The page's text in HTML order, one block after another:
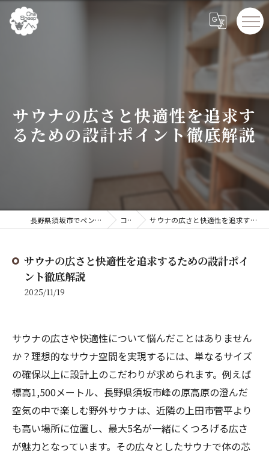
サウナの広さと快適性を追求す
るための設計ポイント徹底解説
長野県須坂市でペンションならChillSheep コラム サウナの広さと快適性を追求するための設計ポイント徹底解説
サウナの広さと快適性を追求するための設計ポイ
ント徹底解説
2025/11/19
サウナの広さや快適性について悩んだことはありません
か？理想的なサウナ空間を実現するには、単なるサイズ
の確保以上に設計上のこだわりが求められます。例えば
標高1,500メートル、長野県須坂市峰の原高原の澄んだ
空気の中で楽しむ野外サウナは、近隣の上田市菅平より
も高い場所に位置し、最大5名が一緒にくつろげる広さ
が魅力となっています。その広々としたサウナで体の芯